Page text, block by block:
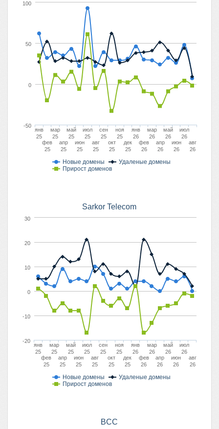
Новые домены
Удаленые домены
Прирост доменов
янв
25
фев
25
мар
25
апр
25
май
25
июн
25
июл
25
авг
25
сен
25
окт
25
ноя
25
дек
25
янв
26
фев
26
мар
26
апр
26
май
26
июн
26
июл
26
авг
26
-50
0
50
100
Sarkor Telecom
Новые домены
Удаленые домены
Прирост доменов
янв
25
фев
25
мар
25
апр
25
май
25
июн
25
июл
25
авг
25
сен
25
окт
25
ноя
25
дек
25
янв
26
фев
26
мар
26
апр
26
май
26
июн
26
июл
26
авг
26
-20
-10
0
10
20
30
BCC